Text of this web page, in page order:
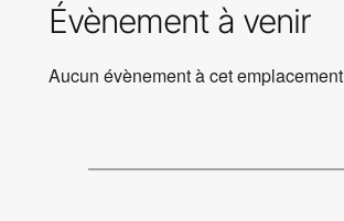
Évènement à venir
Aucun évènement à cet emplacement